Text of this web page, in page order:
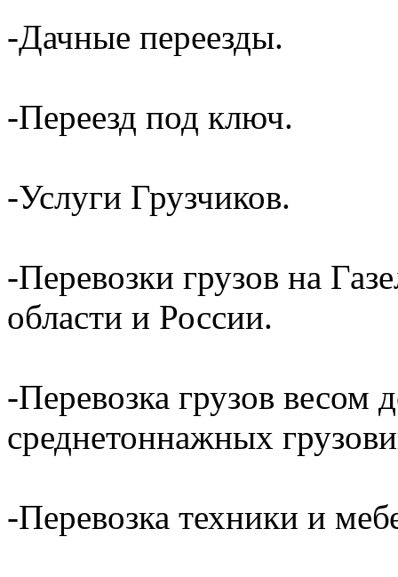
-Дачные переезды.
-Переезд под ключ.
-Услуги Грузчиков.
-Перевозки грузов на
области и России.
-Перевозка грузов весом
среднетоннажных
-Перевозка техники и